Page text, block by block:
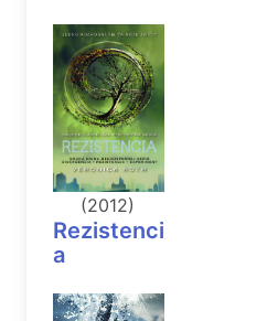
(2012)
Rezistenci
a